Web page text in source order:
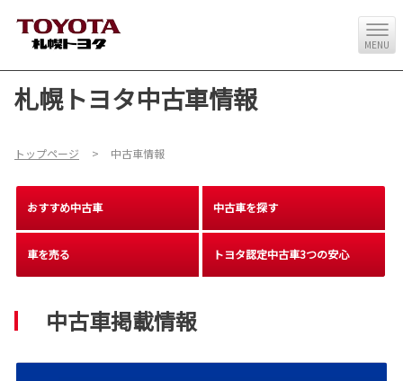
MENU
札幌トヨタ中古車情報
トップページ 中古車情報
おすすめ中古車 中古車を探す
車を売る トヨタ認定中古車3つの安心
中古車掲載情報